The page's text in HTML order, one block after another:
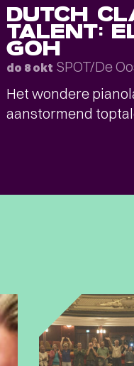
DUTCH
TALENT:
GOH
do 8 okt SPOT/De
Het wondere
aanstormend